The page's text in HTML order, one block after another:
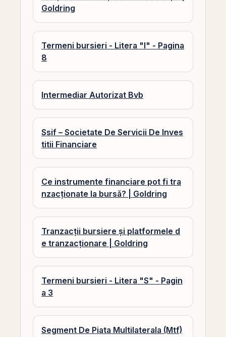
Goldring
Termeni bursieri - Litera "I" - Pagina
8
Intermediar Autorizat Bvb
Ssif – Societate De Servicii De Inves
titii Financiare
Ce instrumente financiare pot fi tra
nzacționate la bursă? | Goldring
Tranzacții bursiere și platformele d
e tranzacționare | Goldring
Termeni bursieri - Litera "S" - Pagin
a 3
Segment De Piata Multilaterala (Mtf)